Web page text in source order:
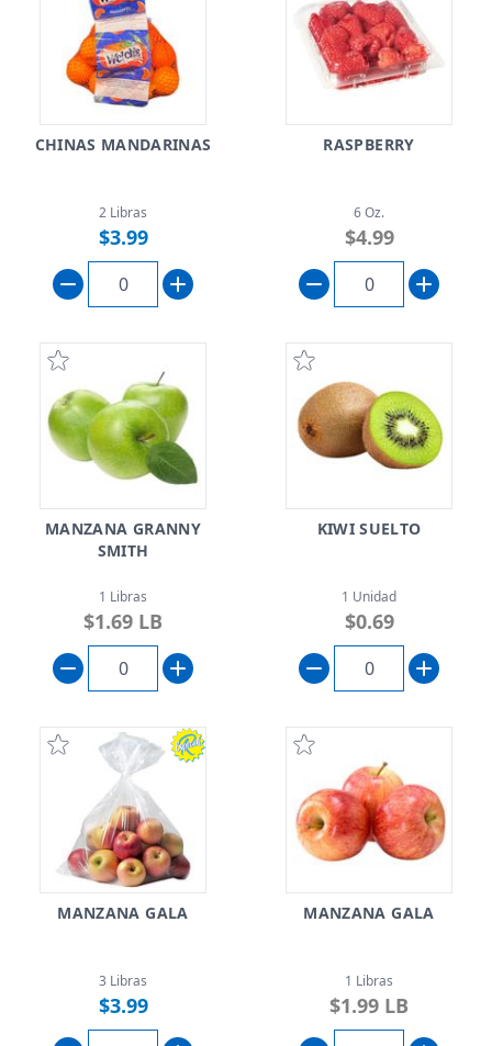
CHINAS MANDARINAS
2 Libras
$3.99
RASPBERRY
6 Oz.
$4.99
MANZANA GRANNY
SMITH
1 Libras
$1.69 LB
KIWI SUELTO
1 Unidad
$0.69
MANZANA GALA
3 Libras
$3.99
MANZANA GALA
1 Libras
$1.99 LB